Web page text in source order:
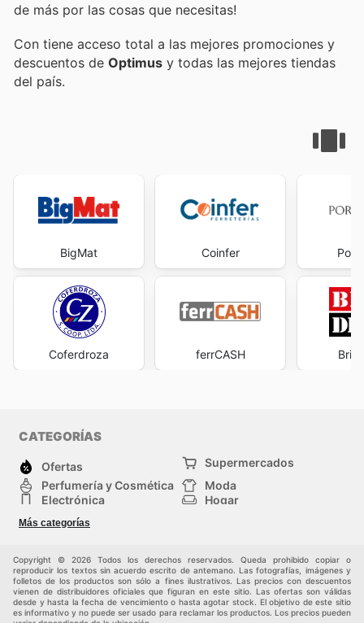
de más por las cosas que necesitas!
Con tiene acceso total a las mejores promociones y
descuentos de Optimus y todas las mejores tiendas
del país.
BigMat
Coferdroza
Coinfer
ferrCASH
CATEGORÍAS
Ofertas
Supermercados
Perfumería y Cosmética
Moda
Electrónica
Hogar
Deporte
Juguetes y bebés
Más categorías
Copyright © 2026 Todos los derechos reservados. Queda prohibido copiar o
reproducir los textos sin acuerdo escrito de antemano. Las fotografías, imágenes y
folletos de los productos son sólo a fines ilustrativos. Las precios con descuentos
vienen de distribuidores oficiales que figuran en este sitio. Las ofertas son válidas
desde y hasta la fecha de vencimiento o hasta agotar stock. El objetivo de este sitio
es informativo y no puede ser usado para reclamar los productos. Los precios pueden